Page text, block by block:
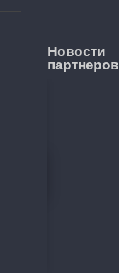
Новости
партнеров